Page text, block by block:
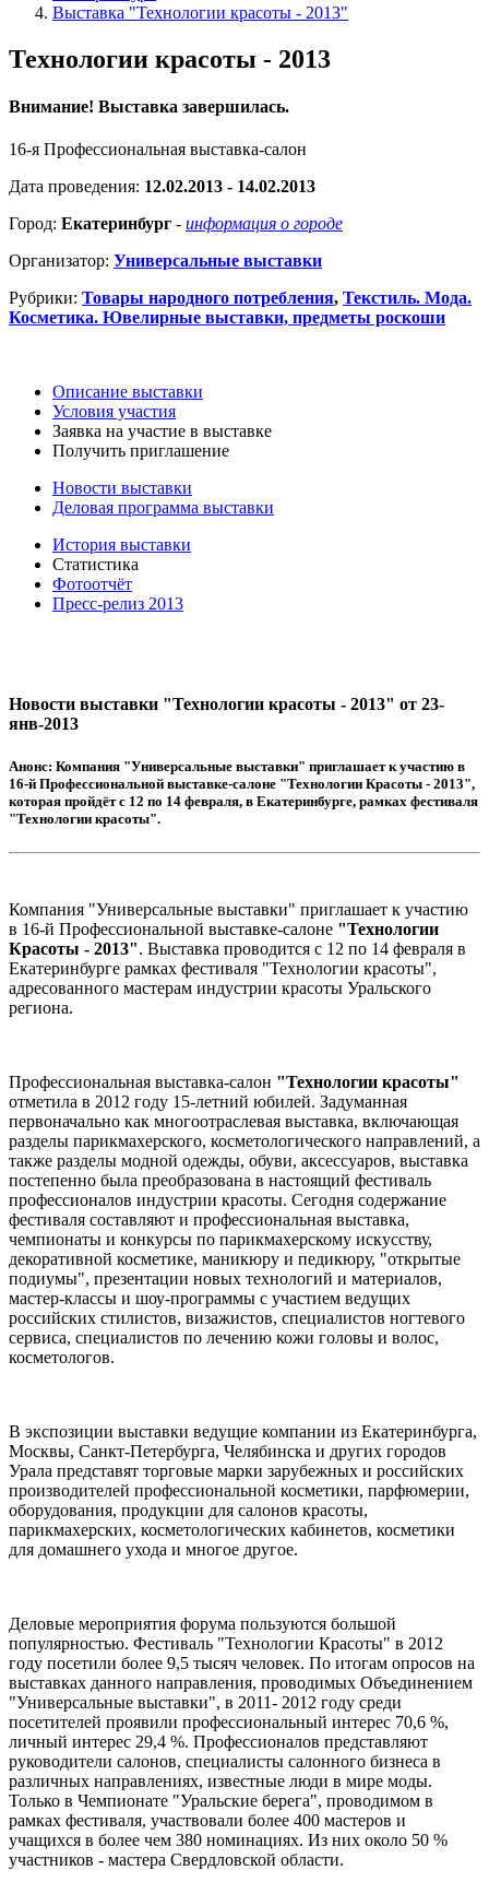
Выставка "Технологии красоты - 2013"
Технологии красоты - 2013
Внимание! Выставка завершилась.
16-я Профессиональная выставка-салон
Дата проведения: 12.02.2013 - 14.02.2013
Город: Екатеринбург - информация о городе
Организатор: Универсальные выставки
Рубрики: Товары народного потребления, Текстиль. Мода.
Косметика. Ювелирные выставки, предметы роскоши
Описание выставки
Условия участия
Заявка на участие в выставке
Получить приглашение
Новости выставки
Деловая программа выставки
История выставки
Статистика
Фотоотчёт
Пресс-релиз 2013
Новости выставки "Технологии красоты - 2013" от 23-
янв-2013
Анонс: Компания "Универсальные выставки" приглашает к участию в
16-й Профессиональной выставке-салоне "Технологии Красоты - 2013",
которая пройдёт с 12 по 14 февраля, в Екатеринбурге, рамках фестиваля
"Технологии красоты".
Компания "Универсальные выставки" приглашает к участию
в 16-й Профессиональной выставке-салоне "Технологии
Красоты - 2013". Выставка проводится с 12 по 14 февраля в
Екатеринбурге рамках фестиваля "Технологии красоты",
адресованного мастерам индустрии красоты Уральского
региона.
Профессиональная выставка-салон "Технологии красоты"
отметила в 2012 году 15-летний юбилей. Задуманная
первоначально как многоотраслевая выставка, включающая
разделы парикмахерского, косметологического направлений, а
также разделы модной одежды, обуви, аксессуаров, выставка
постепенно была преобразована в настоящий фестиваль
профессионалов индустрии красоты. Сегодня содержание
фестиваля составляют и профессиональная выставка,
чемпионаты и конкурсы по парикмахерскому искусству,
декоративной косметике, маникюру и педикюру, "открытые
подиумы", презентации новых технологий и материалов,
мастер-классы и шоу-программы с участием ведущих
российских стилистов, визажистов, специалистов ногтевого
сервиса, специалистов по лечению кожи головы и волос,
косметологов.
В экспозиции выставки ведущие компании из Екатеринбурга,
Москвы, Санкт-Петербурга, Челябинска и других городов
Урала представят торговые марки зарубежных и российских
производителей профессиональной косметики, парфюмерии,
оборудования, продукции для салонов красоты,
парикмахерских, косметологических кабинетов, косметики
для домашнего ухода и многое другое.
Деловые мероприятия форума пользуются большой
популярностью. Фестиваль "Технологии Красоты" в 2012
году посетили более 9,5 тысяч человек. По итогам опросов на
выставках данного направления, проводимых Объединением
"Универсальные выставки", в 2011- 2012 году среди
посетителей проявили профессиональный интерес 70,6 %,
личный интерес 29,4 %. Профессионалов представляют
руководители салонов, специалисты салонного бизнеса в
различных направлениях, известные люди в мире моды.
Только в Чемпионате "Уральские берега", проводимом в
рамках фестиваля, участвовали более 400 мастеров и
учащихся в более чем 380 номинациях. Из них около 50 %
участников - мастера Свердловской области.